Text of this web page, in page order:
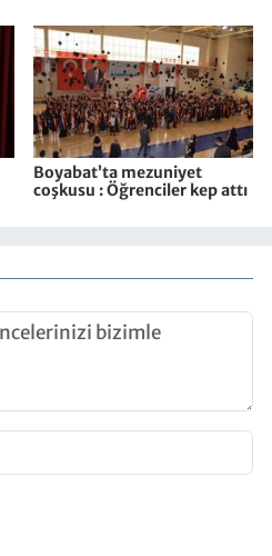
Boyabat’ta mezuniyet
coşkusu : Öğrenciler kep attı